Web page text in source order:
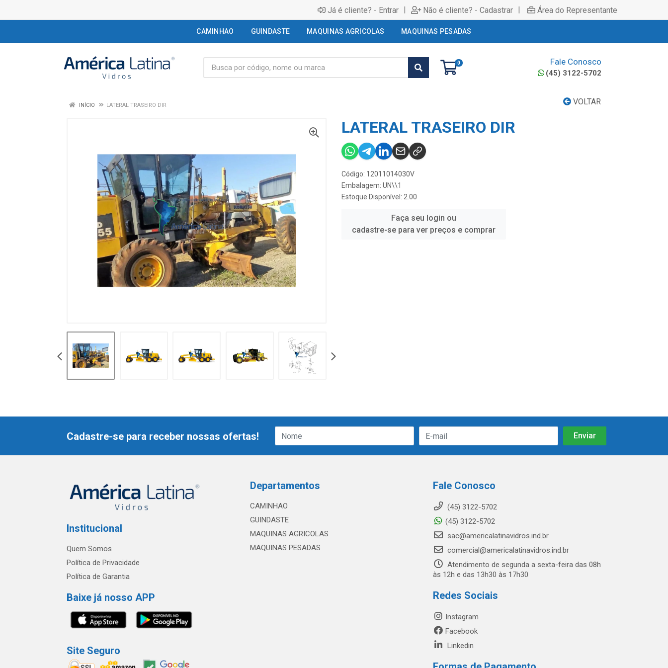
Já é cliente? - Entrar | Não é cliente? - Cadastrar | Área do Representante
CAMINHAO GUINDASTE MAQUINAS AGRICOLAS MAQUINAS PESADAS
0 Fale Conosco
(45) 3122-5702
VOLTAR
INÍCIO LATERAL TRASEIRO DIR
LATERAL TRASEIRO DIR
Código: 12011014030V
Embalagem: UN\\1
Estoque Disponível: 2.00
Faça seu login ou
cadastre-se para ver preços e comprar
Cadastre-se para receber nossas ofertas!
Institucional
Quem Somos
Política de Privacidade
Política de Garantia
Baixe já nosso APP
Site Seguro
Departamentos
CAMINHAO
GUINDASTE
MAQUINAS AGRICOLAS
MAQUINAS PESADAS
Fale Conosco
(45) 3122-5702
(45) 3122-5702
sac@americalatinavidros.ind.br
comercial@americalatinavidros.ind.br
Atendimento de segunda a sexta-feira das 08h
às 12h e das 13h30 às 17h30
Redes Sociais
Instagram
Facebook
Linkedin